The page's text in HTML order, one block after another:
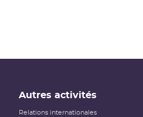
Autres activités
Relations internationales